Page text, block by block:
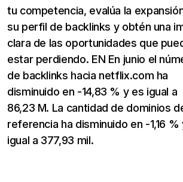
tu competencia, evalúa la
su perfil de backlinks y obtén una
clara de las oportunidades que
estar perdiendo. EN En junio el
de backlinks hacia netflix.com ha
disminuido en -14,83 % y es igual a
86,23 M. La cantidad de dominios
referencia ha disminuido en -1,16 %
igual a 377,93 mil.